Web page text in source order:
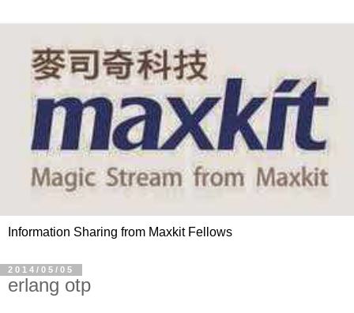
Information Sharing from Maxkit Fellows
2014/05/05
erlang otp